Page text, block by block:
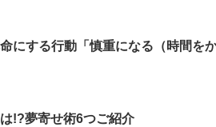
にする行動「慎重になる（時間を
!?夢寄せ術6つご紹介